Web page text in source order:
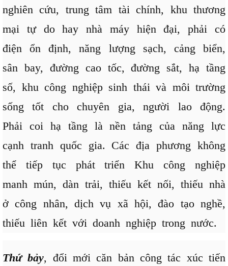
nghiên cứu, trung tâm tài chính, khu thương
mại tự do hay nhà máy hiện đại, phải có
điện ổn định, năng lượng sạch, cảng biển,
sân bay, đường cao tốc, đường sắt, hạ tầng
số, khu công nghiệp sinh thái và môi trường
sống tốt cho chuyên gia, người lao động.
Phải coi hạ tầng là nền tảng của năng lực
cạnh tranh quốc gia. Các địa phương không
thể tiếp tục phát triển Khu công nghiệp
manh mún, dàn trải, thiếu kết nối, thiếu nhà
ở công nhân, dịch vụ xã hội, đào tạo nghề,
thiếu liên kết với doanh nghiệp trong nước.
Thứ bảy, đổi mới căn bản công tác xúc tiến